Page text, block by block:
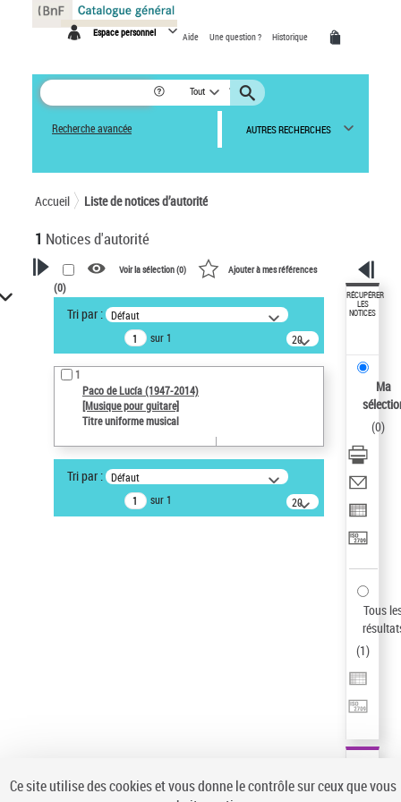
Espace personnel Aide Une question ? Historique
Tout
Recherche avancée AUTRES RECHERCHES
Accueil Liste de notices d’autorité
1 Notices d'autorité
VOTRE RECHERCHE
Recherche avancée dans les
notices d’autorité
Œuvres liées à l'auteur :
Paco de Lucía (1947-2014)
Type de notice d'autorité
Œuvre
Statut de la notice d’autorité
Voir la sélection (0) Ajouter à mes références
(0)
Tri par : Défaut
sur 1
20
résultats/page
1
Paco de Lucía (1947-2014)
[Musique pour guitare]
Titre uniforme musical
Tri par : Défaut
sur 1
20
résultats/page
RÉCUPÉRER
LES
NOTICES
Ma
(0)
Tous
(1)
Panneau de gestion des cookies
Ce site utilise des cookies et vous donne le contrôle sur ceux que vous